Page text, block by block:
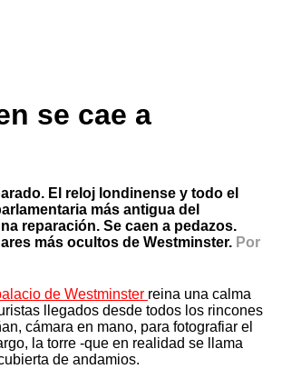
se cae a
El reloj londinense y todo el
más antigua del
reparación. Se caen a pedazos.
más ocultos de Westminster. Por
de Westminster reina una calma
llegados desde todos los rincones
cámara en mano, para fotografiar el
la torre -que en realidad se llama
de andamios.